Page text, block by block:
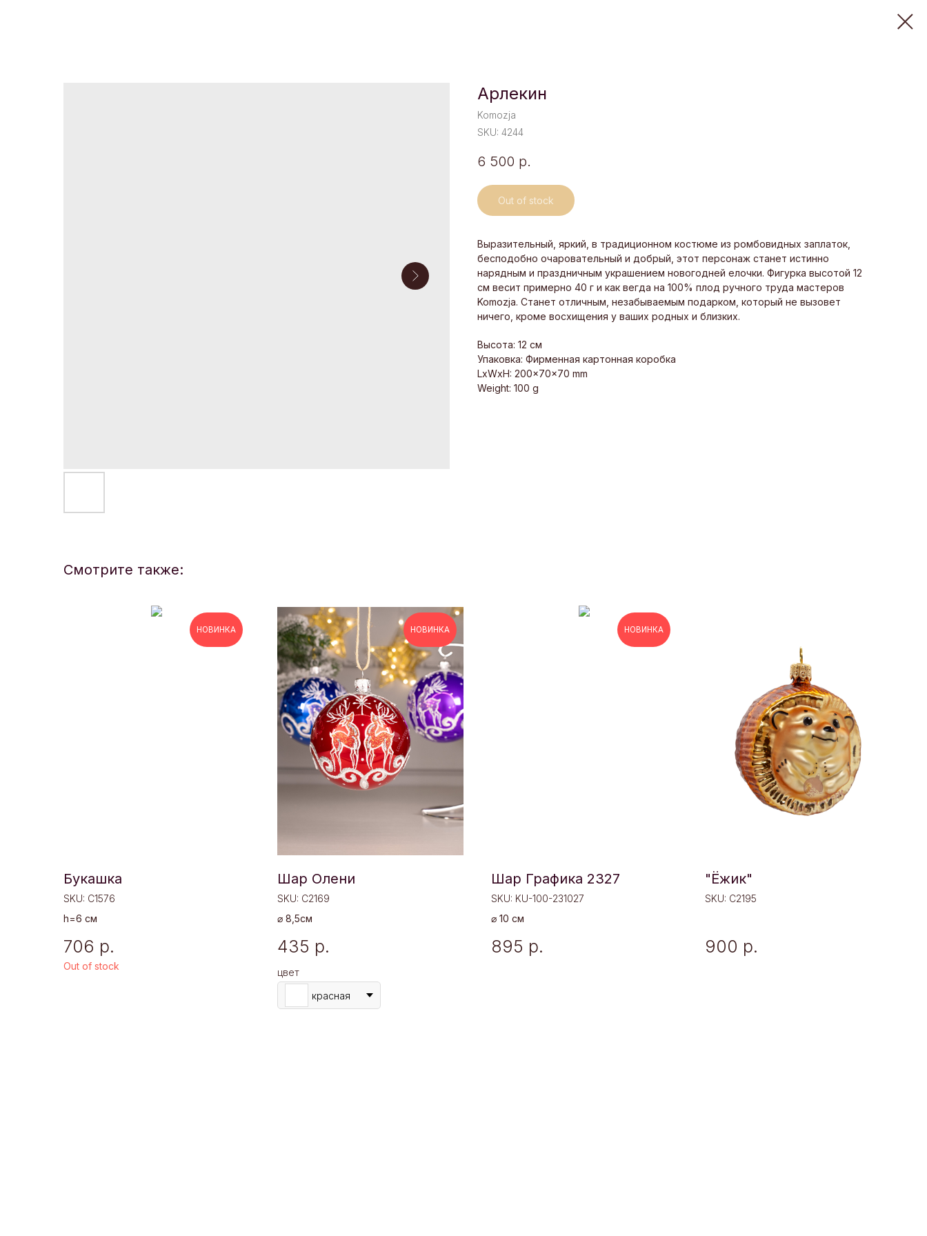
Арлекин
Komozja
SKU: 4244
6 500 р.
Out of stock
Выразительный, яркий, в традиционном костюме из ромбовидных заплаток,
бесподобно очаровательный и добрый, этот персонаж станет истинно
нарядным и праздничным украшением новогодней елочки. Фигурка высотой 12
см весит примерно 40 г и как вегда на 100% плод ручного труда мастеров
Komozja. Станет отличным, незабываемым подарком, который не вызовет
ничего, кроме восхищения у ваших родных и близких.
Высота: 12 см
Упаковка: Фирменная картонная коробка
LxWxH: 200x70x70 mm
Weight: 100 g
Смотрите также:
НОВИНКА
Букашка
SKU: C1576
h=6 см
706 р.
Out of stock
НОВИНКА
Шар Олени
SKU: C2169
⌀ 8,5см
435 р.
цвет
красная
НОВИНКА
Шар Графика 2327
SKU: KU-100-231027
⌀ 10 см
895 р.
"Ёжик"
SKU: C2195
900 р.